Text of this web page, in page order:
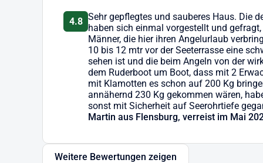
4.8 Sehr gepflegtes und sauberes Haus. Die
haben sich einmal vorgestellt und
Männer, die hier ihren Angelurlaub
10 bis 12 mtr vor der Seeterrasse eine
sehen ist und die beim Angeln von der
dem Ruderboot um Boot, dass mit 2
mit Klamotten es schon auf 200 Kg
annähernd 230 Kg gekommen wären,
sonst mit Sicherheit auf Seerohrtiefe
Martin aus Flensburg, verreist im Mai
Weitere Bewertungen zeigen